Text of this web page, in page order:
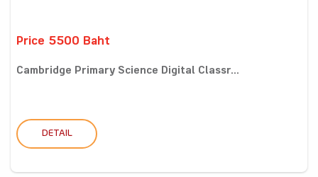
Price 5500 Baht
Cambridge Primary Science Digital Classr...
DETAIL